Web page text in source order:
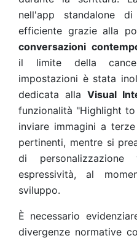
nell'app standalone
efficiente grazie alla
conversazioni
il limite della
impostazioni è stata
dedicata alla Visual
funzionalità "Highlight
inviare immagini a
pertinenti, mentre si
di
espressività, al
sviluppo.
È necessario
divergenze normative